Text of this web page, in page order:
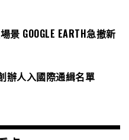
景 GOOGLE EARTH急撤新
辦人入國際通緝名單